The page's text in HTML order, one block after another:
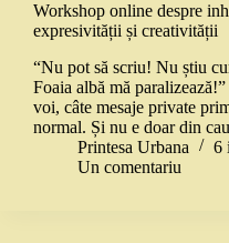
Workshop online despre
expresivității și creativității
“Nu pot să scriu! Nu știu
Foaia albă mă
voi, câte mesaje private
normal. Și nu e doar din
Printesa Urbana
6
Un comentariu